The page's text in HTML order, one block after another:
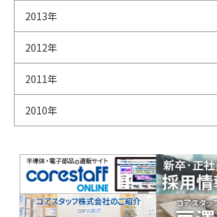
2013年
2012年
2011年
2010年